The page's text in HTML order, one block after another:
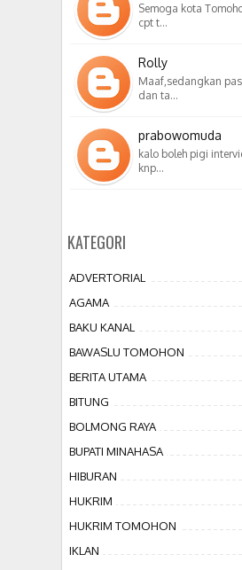
Semoga kota
cpt t…
Rolly
Maaf,sedangkan
dan ta…
prabowomuda
kalo boleh pigi
knp…
KATEGORI
ADVERTORIAL
AGAMA
BAKU KANAL
BAWASLU TOMOHON
BERITA UTAMA
BITUNG
BOLMONG RAYA
BUPATI MINAHASA
HIBURAN
HUKRIM
HUKRIM TOMOHON
IKLAN